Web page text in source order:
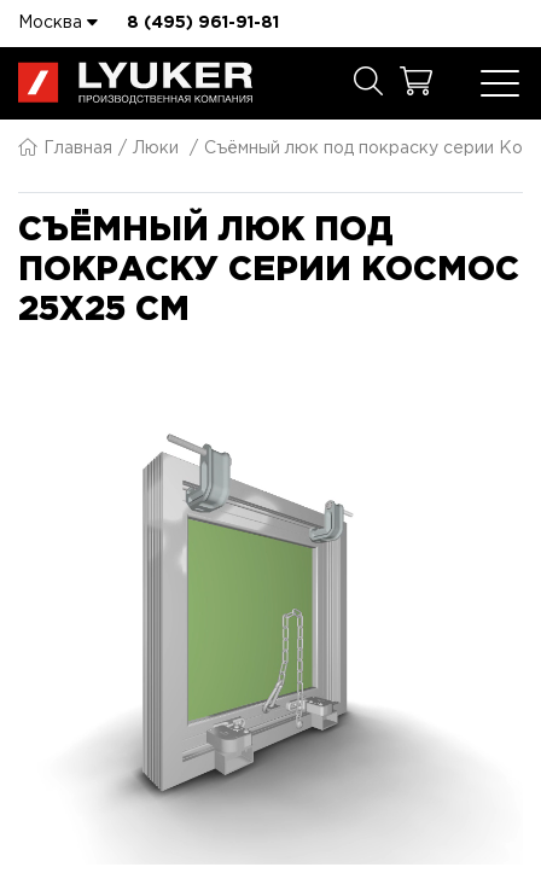
Москва 8 (495) 961-91-81
Главная Люки Съёмный люк под покраску серии
СЪЁМНЫЙ ЛЮК ПОД
ПОКРАСКУ СЕРИИ КОСМОС
25X25 СМ